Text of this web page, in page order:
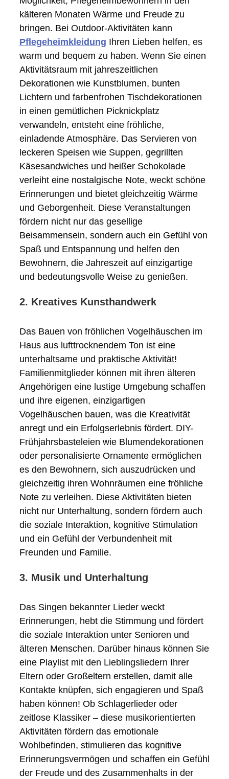
kälteren Monaten Wärme und Freude zu
bringen. Bei Outdoor-Aktivitäten kann
Pflegeheimkleidung Ihren Lieben helfen, es
warm und bequem zu haben. Wenn Sie einen
Aktivitätsraum mit jahreszeitlichen
Dekorationen wie Kunstblumen, bunten
Lichtern und farbenfrohen Tischdekorationen
in einen gemütlichen Picknickplatz
verwandeln, entsteht eine fröhliche,
einladende Atmosphäre. Das Servieren von
leckeren Speisen wie Suppen, gegrillten
Käsesandwiches und heißer Schokolade
verleiht eine nostalgische Note, weckt schöne
Erinnerungen und bietet gleichzeitig Wärme
und Geborgenheit. Diese Veranstaltungen
fördern nicht nur das gesellige
Beisammensein, sondern auch ein Gefühl von
Spaß und Entspannung und helfen den
Bewohnern, die Jahreszeit auf einzigartige
und bedeutungsvolle Weise zu genießen.
2. Kreatives Kunsthandwerk
Das Bauen von fröhlichen Vogelhäuschen im
Haus aus lufttrocknendem Ton ist eine
unterhaltsame und praktische Aktivität!
Familienmitglieder können mit ihren älteren
Angehörigen eine lustige Umgebung schaffen
und ihre eigenen, einzigartigen
Vogelhäuschen bauen, was die Kreativität
anregt und ein Erfolgserlebnis fördert. DIY-
Frühjahrsbasteleien wie Blumendekorationen
oder personalisierte Ornamente ermöglichen
es den Bewohnern, sich auszudrücken und
gleichzeitig ihren Wohnräumen eine fröhliche
Note zu verleihen. Diese Aktivitäten bieten
nicht nur Unterhaltung, sondern fördern auch
die soziale Interaktion, kognitive Stimulation
und ein Gefühl der Verbundenheit mit
Freunden und Familie.
3. Musik und Unterhaltung
Das Singen bekannter Lieder weckt
Erinnerungen, hebt die Stimmung und fördert
die soziale Interaktion unter Senioren und
älteren Menschen. Darüber hinaus können Sie
eine Playlist mit den Lieblingsliedern Ihrer
Eltern oder Großeltern erstellen, damit alle
Kontakte knüpfen, sich engagieren und Spaß
haben können! Ob Schlagerlieder oder
zeitlose Klassiker – diese musikorientierten
Aktivitäten fördern das emotionale
Wohlbefinden, stimulieren das kognitive
Erinnerungsvermögen und schaffen ein Gefühl
der Freude und des Zusammenhalts in der